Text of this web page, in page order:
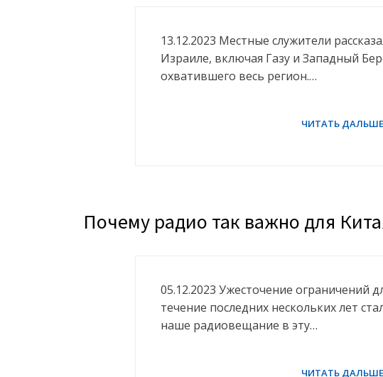
13.12.2023 Местные служители
Израиле, включая Газу и Западный
охватившего весь регион.…
Почему радио так важно для
05.12.2023 Ужесточение ограничений
течение последних нескольких лет
наше радиовещание в эту…